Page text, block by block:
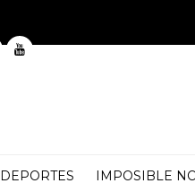
DEPORTES IMPOSIBLE